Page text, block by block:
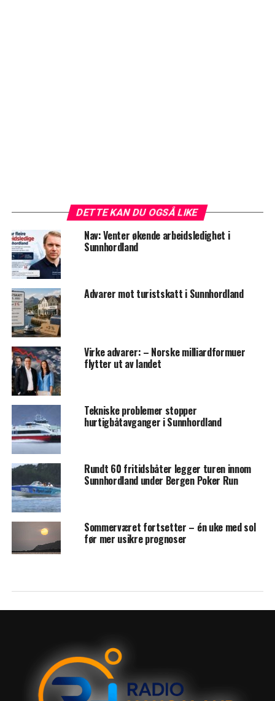
DETTE KAN DU OGSÅ LIKE
Nav: Venter økende arbeidsledighet i
Sunnhordland
Advarer mot turistskatt i Sunnhordland
Virke advarer: – Norske milliardformuer
flytter ut av landet
Tekniske problemer stopper
hurtigbåtavganger i Sunnhordland
Rundt 60 fritidsbåter legger turen innom
Sunnhordland under Bergen Poker Run
Sommerværet fortsetter – én uke med sol
før mer usikre prognoser